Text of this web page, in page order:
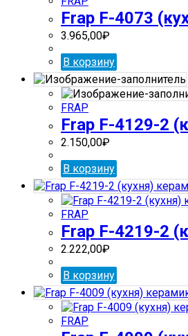
Frap F-4073
3.965,00₽
В корзину
FRAP
Frap F-4129-2
2.150,00₽
В корзину
FRAP
Frap F-4219-2
2.222,00₽
В корзину
FRAP